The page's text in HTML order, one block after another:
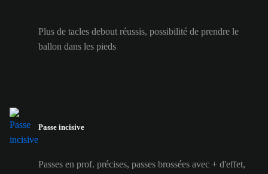
Plus de tacles debout réussis, possibilité de prendre le
ballon dans les pieds
Passe incisive
Passes en prof. précises, passes brossées avec + d'effet,